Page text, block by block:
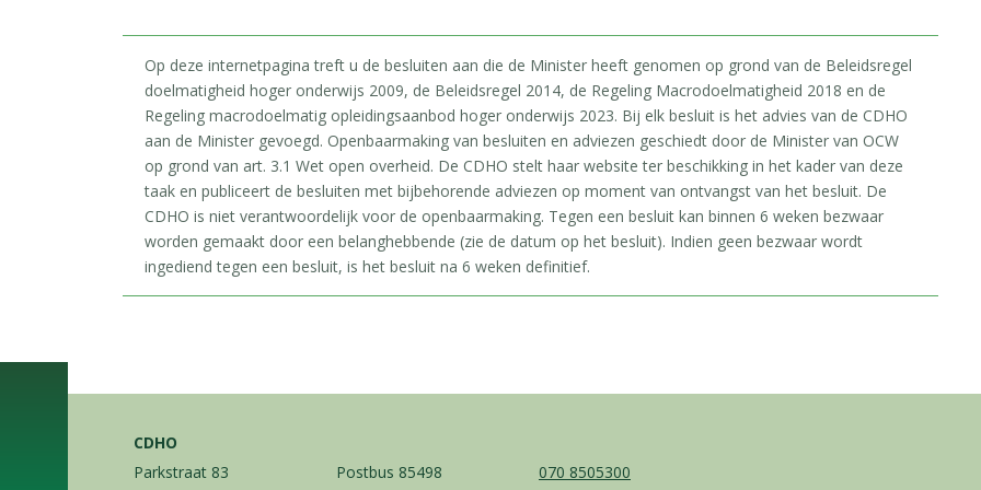
Op deze internetpagina treft u de besluiten aan die de Minister heeft genomen op grond van de Beleidsregel
doelmatigheid hoger onderwijs 2009, de Beleidsregel 2014, de Regeling Macrodoelmatigheid 2018 en de
Regeling macrodoelmatig opleidingsaanbod hoger onderwijs 2023. Bij elk besluit is het advies van de CDHO
aan de Minister gevoegd. Openbaarmaking van besluiten en adviezen geschiedt door de Minister van OCW
op grond van art. 3.1 Wet open overheid. De CDHO stelt haar website ter beschikking in het kader van deze
taak en publiceert de besluiten met bijbehorende adviezen op moment van ontvangst van het besluit. De
CDHO is niet verantwoordelijk voor de openbaarmaking. Tegen een besluit kan binnen 6 weken bezwaar
worden gemaakt door een belanghebbende (zie de datum op het besluit). Indien geen bezwaar wordt
ingediend tegen een besluit, is het besluit na 6 weken definitief.
CDHO
Parkstraat 83
Postbus 85498 070 8505300